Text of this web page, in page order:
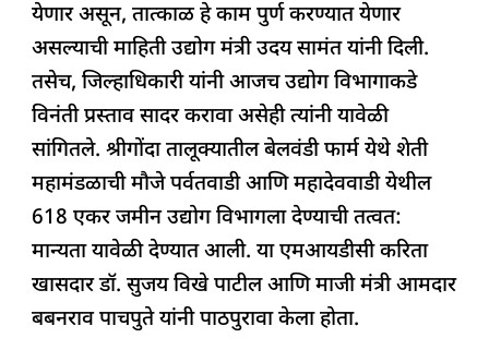
येणार असून, तात्काळ हे काम पुर्ण करण्यात येणार
असल्याची माहिती उद्योग मंत्री उदय सामंत यांनी दिली.
तसेच, जिल्हाधिकारी यांनी आजच उद्योग विभागाकडे
विनंती प्रस्ताव सादर करावा असेही त्यांनी यावेळी
सांगितले. श्रीगोंदा तालूक्यातील बेलवंडी फार्म येथे शेती
महामंडळाची मौजे पर्वतवाडी आणि महादेववाडी येथील
618 एकर जमीन उद्योग विभागला देण्याची तत्वत:
मान्यता यावेळी देण्यात आली. या एमआयडीसी करिता
खासदार डॉ. सुजय विखे पाटील आणि माजी मंत्री आमदार
बबनराव पाचपुते यांनी पाठपुरावा केला होता.